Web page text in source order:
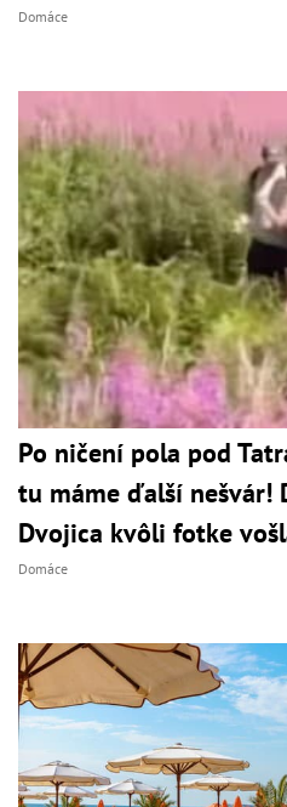
Domáce
Po ničení pola pod
tu máme ďalší nešvár!
Dvojica kvôli fotke
Domáce